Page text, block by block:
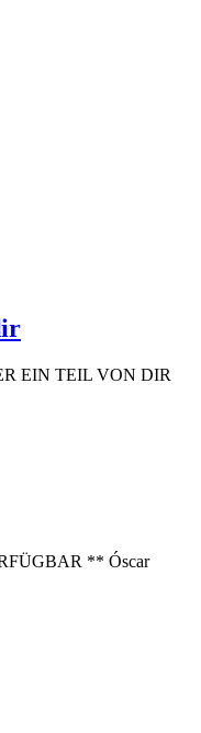
EIN TEIL VON DIR
** Óscar